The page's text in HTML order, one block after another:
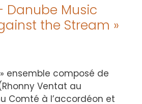
Danube Music
the Stream »
ensemble composé de
Ventat au
Comté à l’accordéon et